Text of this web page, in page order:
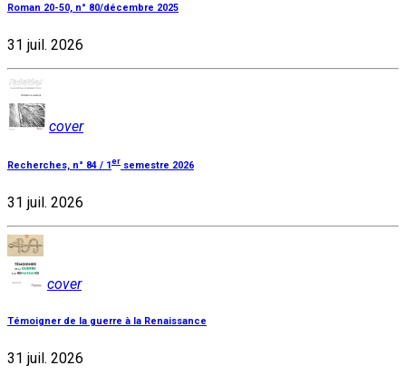
Roman 20-50, n° 80/décembre 2025
31 juil. 2026
cover
Recherches, n° 84 / 1 er semestre 2026
31 juil. 2026
cover
Témoigner de la guerre à la Renaissance
31 juil. 2026